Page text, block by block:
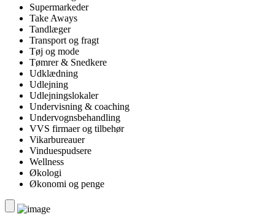
Supermarkeder
Take Aways
Tandlæger
Transport og fragt
Tøj og mode
Tømrer & Snedkere
Udklædning
Udlejning
Udlejningslokaler
Undervisning & coaching
Undervognsbehandling
VVS firmaer og tilbehør
Vikarbureauer
Vinduespudsere
Wellness
Økologi
Økonomi og penge